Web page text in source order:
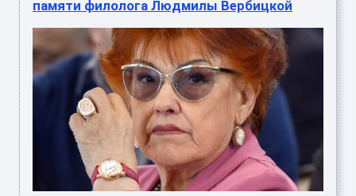
памяти филолога Людмилы Вербицкой